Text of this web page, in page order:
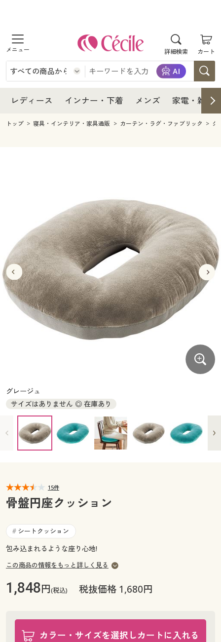
詳細検索 カート
商品を探す
レディース
レディースファッション
インナー・下着
インナー・下着通販すべて
ジュニア・ティーンズ下着
メンズ
キッチン・雑貨・日用品
寝具・インテリア・家具通販すべて
家具・収納
寝具・ベッド
カーテン・ラグ・ファブリック
美容・健康通販すべて
美容・健康・サプリメント
制服・スクール
制服・スクールすべて
制服・学生服
ジュニア・ティーンズ下着
大きいサイズ
大きいサイズ通販すべて
大きいサイズ レディース服
大きいサイズ レディース下着
大きいサイズ 事務・制服
バーゲン
バーゲンセール
詳細検索
商品カテゴリ一覧
カタログ・チラシからのご注文
デジタルカタログ
カタログ無料プレゼント
マイページ
お気に入り
サポート
ご利用ガイド
よくある質問とお問い合わせ
レディース インナー・下着 メンズ 家電・雑貨
レディース
レディース通販すべて
レディースファッション
インナー・下着
インナー・下着通販すべて
メンズ
キッチン・雑貨・日用品
寝具・ベッド
カーテン・ラグ・ファブリック
美容・健康・サプリメント
制服・スクールすべて
制服・学生服
ジュニア・ティーンズ下着
大きいサイズ
大きいサイズ通販すべて
大きいサイズ レディース服
大きいサイズ レディース下着
大きいサイズ メンズ
バーゲン
バーゲンセール
シークレットセール
詳細検索
商品カテゴリ一覧
カタログ無料プレゼント
会員メニュー
閲覧履歴
サポート
ご利用ガイド
よくある質問とお問い合わせ
トップ 寝具・インテリア・家具通販 カーテン・ラグ・ファブリック ク
グレージュ
サイズはありません ◎ 在庫あり
15件
骨盤円座クッション
# シートクッション
包み込まれるような座り心地!
この商品の情報をもっと詳しく見る
1,848円(税込) 税抜価格 1,680円
カラー・サイズを選択しカートに入れる